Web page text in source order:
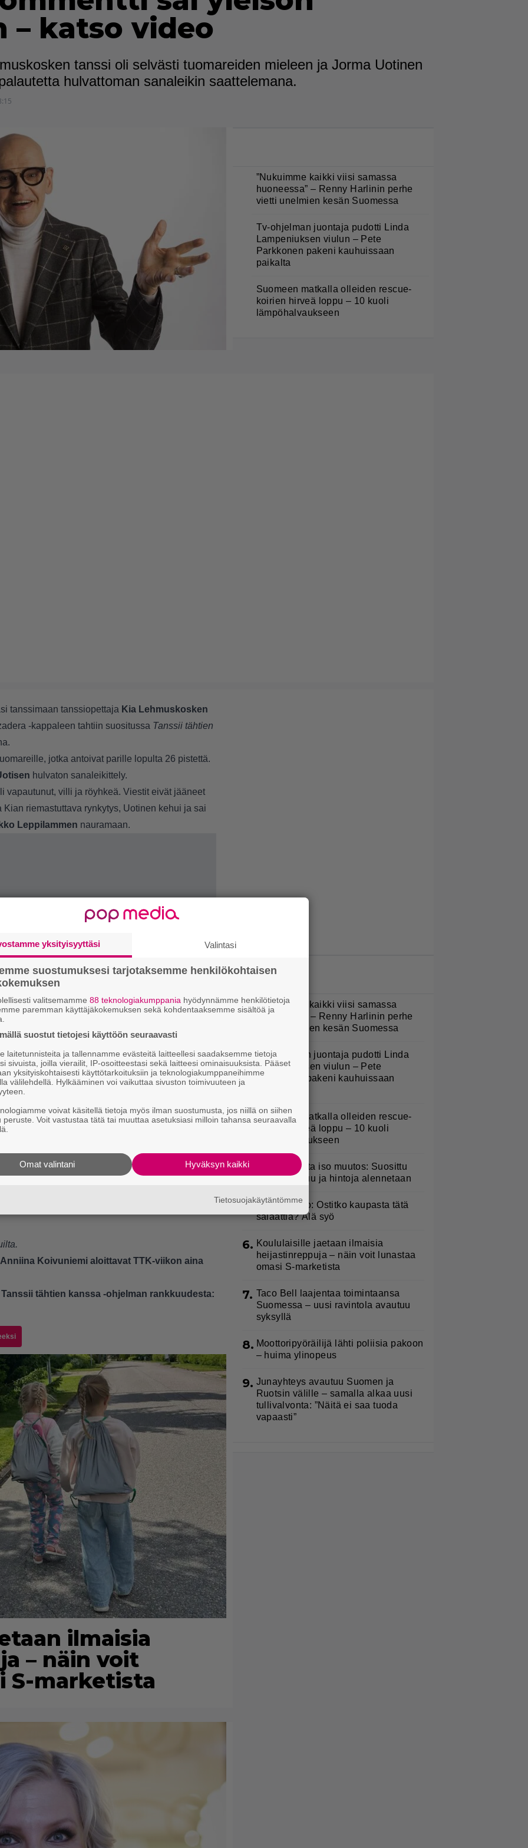
– katso video
tanssi oli selvästi tuomareiden mieleen ja Jorma Uotinen
hulvattoman sanaleikin saattelemana.
”Nukuimme kaikki viisi samassa
huoneessa” – Renny Harlinin perhe
vietti unelmien kesän Suomessa
Tv-ohjelman juontaja pudotti Linda
Lampeniuksen viulun – Pete
Parkkonen pakeni kauhuissaan
paikalta
Suomeen matkalla olleiden rescue-
koirien hirveä loppu – 10 kuoli
lämpöhalvaukseen
tanssimaan tanssiopettaja Kia Lehmuskosken
-kappaleen tahtiin suositussa Tanssii tähtien
jotka antoivat parille lopulta 26 pistettä.
hulvaton sanaleikittely.
vapautunut, villi ja röyhkeä. Viestit eivät jääneet
riemastuttava rynkytys, Uotinen kehui ja sai
Leppilammen nauramaan.
putosivat Jenni Poikelus
Sami Helenius.
tanssin sekä tuomareiden kommentit alla
Koivuniemi aloittavat TTK-viikon aina
tähtien kanssa -ohjelman rankkuudesta:
ilmaisia
– näin voit
S-marketista
1. ”Nukuimme kaikki viisi samassa
huoneessa” – Renny Harlinin perhe
vietti unelmien kesän Suomessa
2. Tv-ohjelman juontaja pudotti Linda
Lampeniuksen viulun – Pete
Parkkonen pakeni kauhuissaan
3. Suomeen matkalla olleiden rescue-
koirien hirveä loppu – 10 kuoli
lämpöhalvaukseen
4.
Hesburgerilta iso muutos: Suosittu
ateria poistuu ja hintoja alennetaan
5. Takaisinveto: Ostitko kaupasta tätä
salaattia? Älä syö
6. Koululaisille jaetaan ilmaisia
heijastinreppuja – näin voit lunastaa
omasi S-marketista
7. Taco Bell laajentaa toimintaansa
Suomessa – uusi ravintola avautuu
syksyllä
8. Moottoripyöräilijä lähti poliisia pakoon
– huima ylinopeus
9. Junayhteys avautuu Suomen ja
Ruotsin välille – samalla alkaa uusi
tullivalvonta: ”Näitä ei saa tuoda
vapaasti”
yksityisyyttäsi Valintasi
suostumuksesi tarjotaksemme henkilökohtaisen
valitsemamme 88 teknologiakumppania hyödynnämme henkilötietoja
paremman käyttäjäkokemuksen sekä kohdentaaksemme sisältöä ja
suostut tietojesi käyttöön seuraavasti
laitetunnisteita ja tallennamme evästeitä laitteellesi saadaksemme tietoja
sivuista, joilla vierailit, IP-osoitteestasi sekä laitteesi ominaisuuksista. Pääset
yksityiskohtaisesti käyttötarkoituksiin ja teknologiakumppaneihimme
välilehdellä. Hylkääminen voi vaikuttaa sivuston toimivuuteen ja
voivat käsitellä tietoja myös ilman suostumusta, jos niillä on siihen
peruste. Voit vastustaa tätä tai muuttaa asetuksiasi milloin tahansa seuraavalla
Hyväksyn kaikki
Omat valintani
Tietosuojakäytäntömme